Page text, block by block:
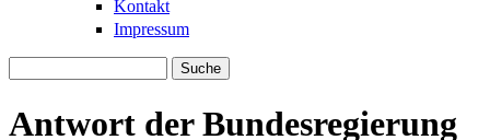
Kontakt
Impressum
Antwort der Bundesregierung